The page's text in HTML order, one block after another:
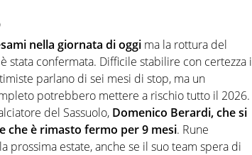
nella giornata di oggi ma la rottura del
stata confermata. Difficile stabilire con certezza i
parlano di sei mesi di stop, ma un
potrebbero mettere a rischio tutto il 2026.
del Sassuolo, Domenico Berardi, che si
che è rimasto fermo per 9 mesi. Rune
estate, anche se il suo team spera di